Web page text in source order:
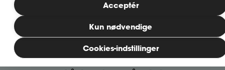
Bliv medlem
Ase Selvstændig
Cookies-indstillinger
Kun nødvendige
Acceptér